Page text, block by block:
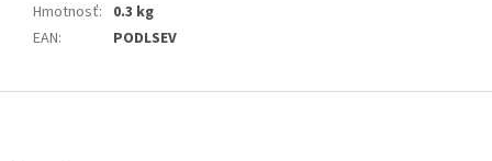
Hmotnosť: 0.3 kg
EAN: PODLSEV